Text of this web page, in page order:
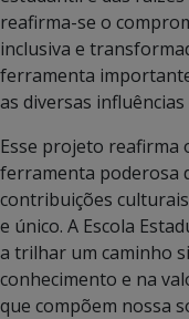
reafirma-se o
inclusiva e
ferramenta
as diversas
Esse projeto reafirma
ferramenta poderosa
contribuições
e único. A Escola
a trilhar um caminho
conhecimento e na
que compõem nossa